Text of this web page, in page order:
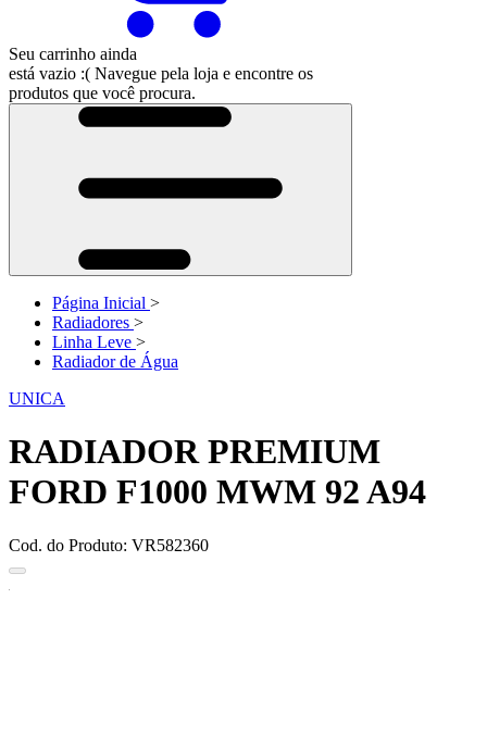
Seu carrinho ainda
está vazio :( Navegue pela loja e encontre os
produtos que você procura.
Página Inicial >
Radiadores >
Linha Leve >
Radiador de Água
UNICA
RADIADOR PREMIUM
FORD F1000 MWM 92 A94
Cod. do Produto: VR582360